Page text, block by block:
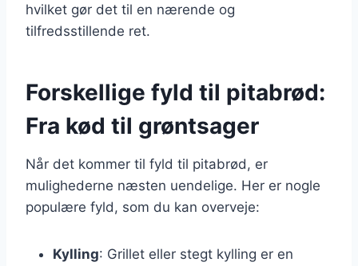
hvilket gør det til en nærende og
tilfredsstillende ret.
Forskellige fyld til pitabrød:
Fra kød til grøntsager
Når det kommer til fyld til pitabrød, er
mulighederne næsten uendelige. Her er nogle
populære fyld, som du kan overveje:
Kylling: Grillet eller stegt kylling er en